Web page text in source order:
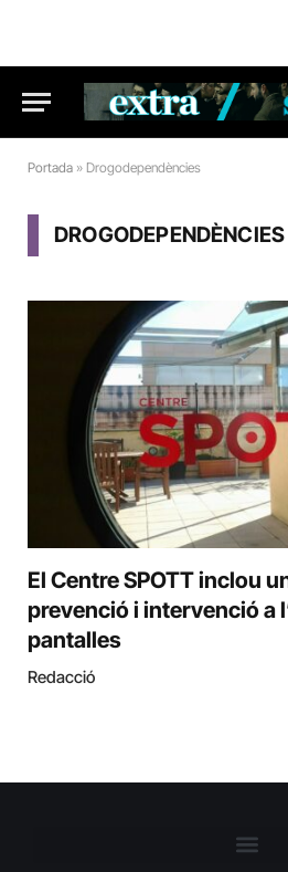
Portada » Drogodependències
DROGODEPENDÈNCIES
El Centre SPOTT inclou
prevenció i intervenció a
pantalles
Redacció